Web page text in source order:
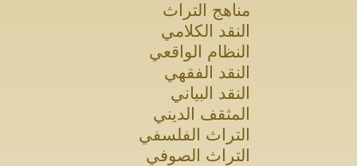
مناهج التراث
النقد الكلامي
النظام الواقعي
النقد الفقهي
النقد البياني
المثقف الديني
التراث الفلسفي
التراث الصوفي